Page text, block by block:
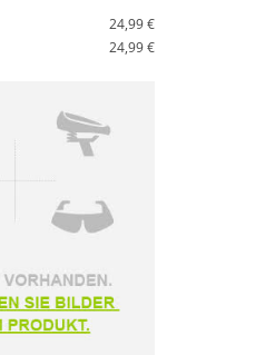
24,99 €
24,99 €